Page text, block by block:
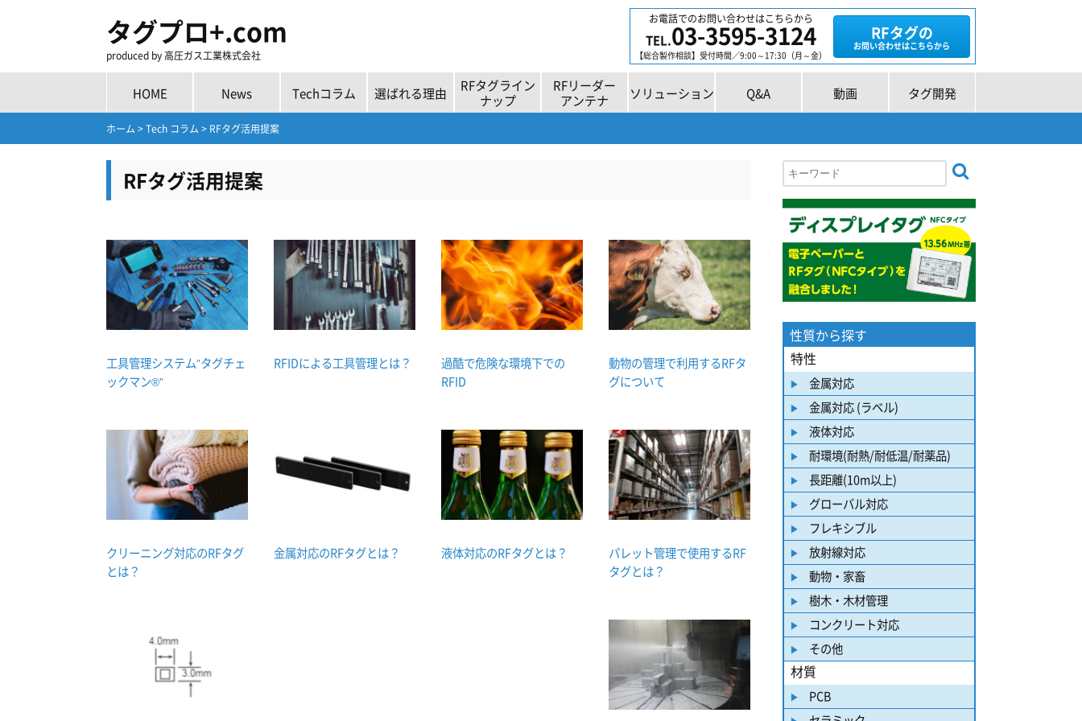
タグプロ+.com
produced by 高圧ガス工業株式会社
お電話でのお問い合わせはこちらから
TEL.03-3595-3124
【総合製作相談】受付時間／9:00～17:30（月～金）
RFタグの
お問い合わせはこちらから
HOME News Techコラム 選ばれる理由
RFタグライン
ナップ
RFリーダー
アンテナ
ソリューション Q&A 動画 タグ開発
ホーム >Tech コラム > RFタグ活用提案
RFタグ活用提案
工具管理システム”タグチェ
ックマン®”
RFIDによる工具管理とは？
過酷で危険な環境下での
RFID
動物の管理で利用するRFタ
グについて
クリーニング対応のRFタグ
とは？
金属対応のRFタグとは？ 液体対応のRFタグとは？
パレット管理で使用するRF
タグとは？
性質から探す
特性
金属対応
金属対応 (ラベル)
液体対応
耐環境(耐熱/耐低温/耐薬品)
長距離(10m以上)
グローバル対応
フレキシブル
放射線対応
動物・家畜
樹木・木材管理
コンクリート対応
その他
材質
PCB